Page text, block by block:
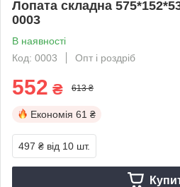
Лопата складна
0003
В наявності
Код: 0003
Опт і роздріб
552 ₴ 613 ₴
Економія 61 ₴
497 ₴ від 10 шт.